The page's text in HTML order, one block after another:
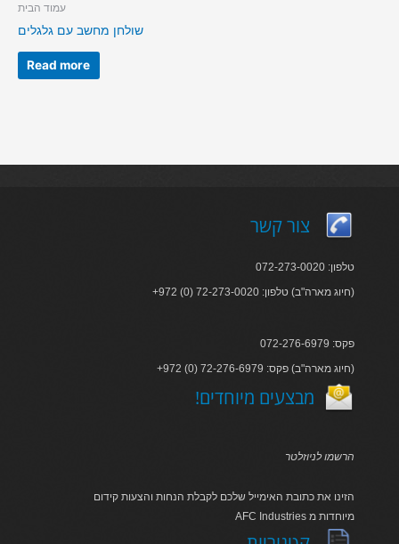
עמוד הבית
שולחן מחשב עם גלגלים
Read more
צור קשר
טלפון: 072-273-0020
+972 (0) 72-273-0020 :חיוג מארה"ב) טלפון)
פקס: 072-276-6979
+972 (0) 72-276-6979 :חיוג מארה"ב) פקס)
!מבצעים מיוחדים
הרשמו לניוזלטר
הזינו את כתובת האימייל שלכם לקבלת הנחות והצעות קידום
AFC Industries מיוחדות מ